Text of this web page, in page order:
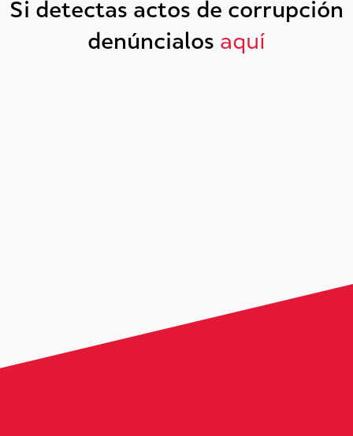
Si detectas actos de corrupción
denúncialos aquí